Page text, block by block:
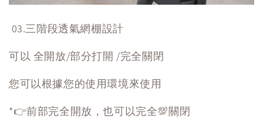
03.三階段透氣網棚設計
可以 全開放/部分打開 /完全關閉
您可以根據您的使用環境來使用
*👉前部完全開放，也可以完全💯關閉